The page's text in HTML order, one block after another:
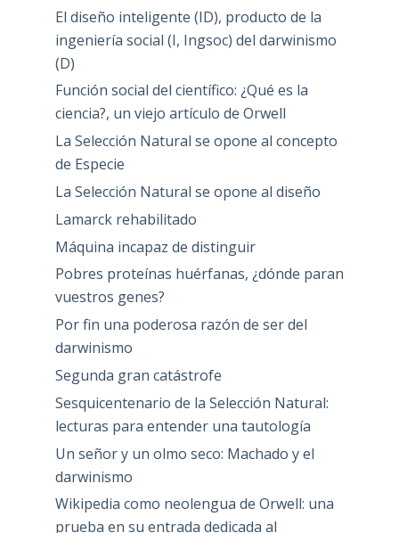
El diseño inteligente (ID), producto de la
ingeniería social (I, Ingsoc) del darwinismo
(D)
Función social del científico: ¿Qué es la
ciencia?, un viejo artículo de Orwell
La Selección Natural se opone al concepto
de Especie
La Selección Natural se opone al diseño
Lamarck rehabilitado
Máquina incapaz de distinguir
Pobres proteínas huérfanas, ¿dónde paran
vuestros genes?
Por fin una poderosa razón de ser del
darwinismo
Segunda gran catástrofe
Sesquicentenario de la Selección Natural:
lecturas para entender una tautología
Un señor y un olmo seco: Machado y el
darwinismo
Wikipedia como neolengua de Orwell: una
prueba en su entrada dedicada al